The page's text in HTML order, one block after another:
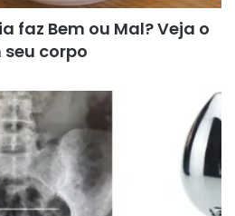
faz Bem ou Mal? Veja o
corpo